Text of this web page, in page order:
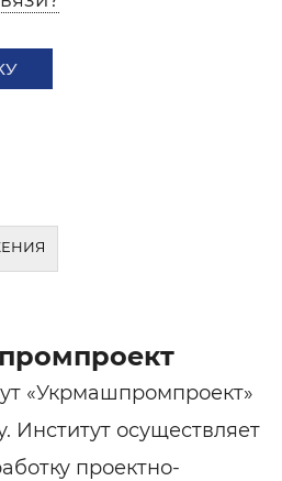
«Укрмашпромпроект»
Институт осуществляет
проектно-